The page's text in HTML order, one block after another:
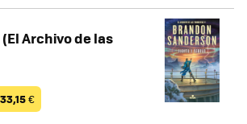
Archivo de las
33,15€